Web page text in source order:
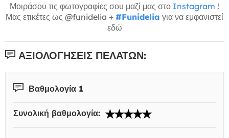
Μοιράσου τις φωτογραφίες σου μαζί μας στο Instagram !
Μας ετικέτες ως @funidelia + #Funidelia για να εμφανιστεί
εδώ
ΑΞΙΟΛΟΓΉΣΕΙΣ ΠΕΛΑΤΏΝ:
Βαθμολογία 1
Συνολική βαθμολογία: